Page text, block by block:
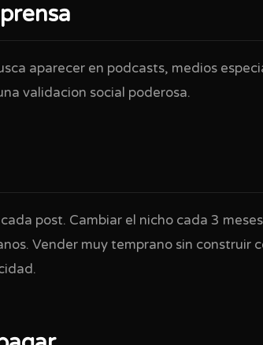
aparecer en podcasts, medios
validacion social poderosa.
post. Cambiar el nicho cada 3
Vender muy temprano sin construir